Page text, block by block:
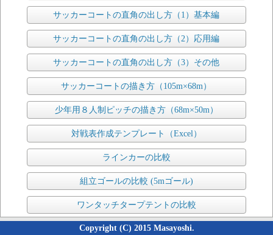
サッカーコートの直角の出し方（1）基本編
サッカーコートの直角の出し方（2）応用編
サッカーコートの直角の出し方（3）その他
サッカーコートの描き方（105m×68m）
少年用８人制ピッチの描き方（68m×50m）
対戦表作成テンプレート（Excel）
ラインカーの比較
組立ゴールの比較 (5mゴール)
ワンタッチタープテントの比較
Copyright (C) 2015 Masayoshi.